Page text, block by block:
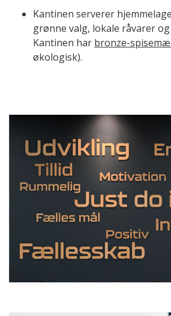
Kantinen serverer
grønne valg, lokale råvarer
Kantinen har bronze-
økologisk).